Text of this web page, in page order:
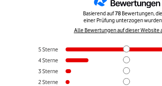
Basierend auf78 Bewertungen, die
einer Prüfung unterzogen wurden
Alle Bewertungen auf dieser Website
5Sterne
4Sterne
3Sterne
2Sterne